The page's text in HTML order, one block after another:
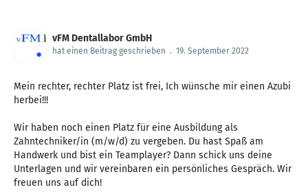
vFM Dentallabor GmbH
hat einen Beitrag geschrieben . 19. September 2022
Mein rechter, rechter Platz ist frei, Ich wünsche mir einen Azubi
herbei!!!
Wir haben noch einen Platz für eine Ausbildung als
Zahntechniker/in (m/w/d) zu vergeben. Du hast Spaß am
Handwerk und bist ein Teamplayer? Dann schick uns deine
Unterlagen und wir vereinbaren ein persönliches Gespräch. Wir
freuen uns auf dich!